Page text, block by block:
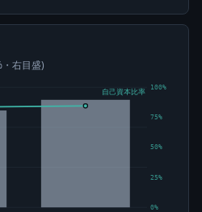
右目盛)
0%
25%
50%
75%
100%
自己資本比率